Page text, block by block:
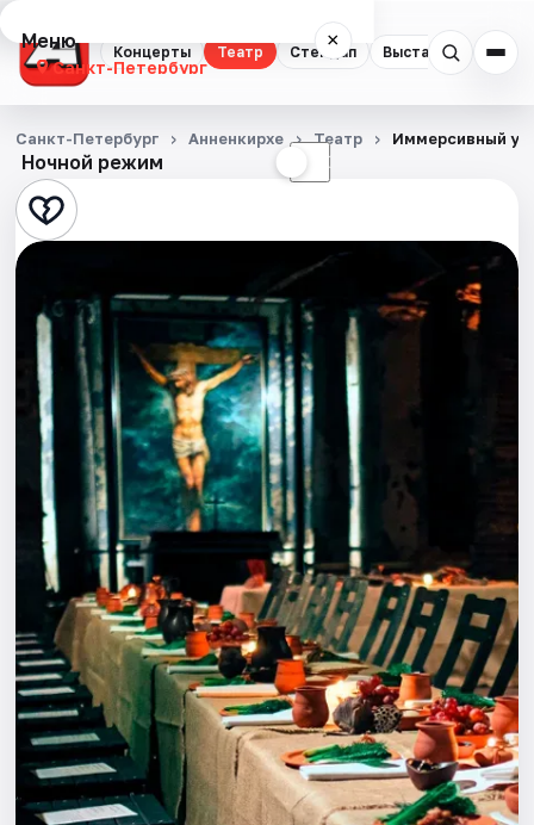
Концерты Театр Стендап Выставки
Меню ×
Санкт-Петербург
Концерты
Театр
Стендап
Выставки
Квесты
Экскурсии
Спорт
События
Города
Площадки
Артисты
Рейтинги
Ночной режим ☾
Санкт-Петербург Анненкирхе Театр Иммерсивный